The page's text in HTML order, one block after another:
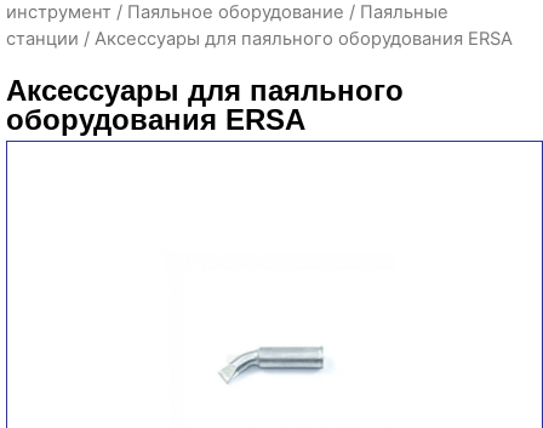
инструмент / Паяльное оборудование / Паяльные
станции / Аксессуары для паяльного оборудования ERSA
Аксессуары для паяльного
оборудования ERSA